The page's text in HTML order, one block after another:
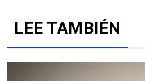
LEE TAMBIÉN